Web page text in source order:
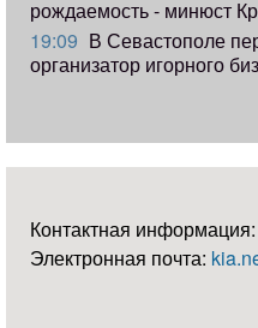
рождаемость - минюст
19:09 В Севастополе
организатор игорного
Контактная информация:
Электронная почта: